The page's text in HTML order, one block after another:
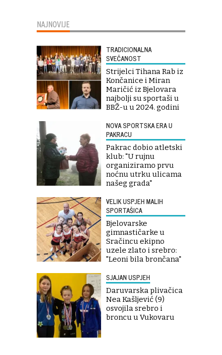
NAJNOVIJE
TRADICIONALNA
SVEČANOST
Strijelci Tihana Rab iz
Končanice i Miran
Maričić iz Bjelovara
najbolji su sportaši u
BBŽ-u u 2024. godini
NOVA SPORTSKA ERA U
PAKRACU
Pakrac dobio atletski
klub: "U rujnu
organiziramo prvu
noćnu utrku ulicama
našeg grada"
VELIK USPJEH MALIH
SPORTAŠICA
Bjelovarske
gimnastičarke u
Sračincu ekipno
uzele zlato i srebro:
"Leoni bila brončana"
SJAJAN USPJEH
Daruvarska plivačica
Nea Kašljević (9)
osvojila srebro i
broncu u Vukovaru